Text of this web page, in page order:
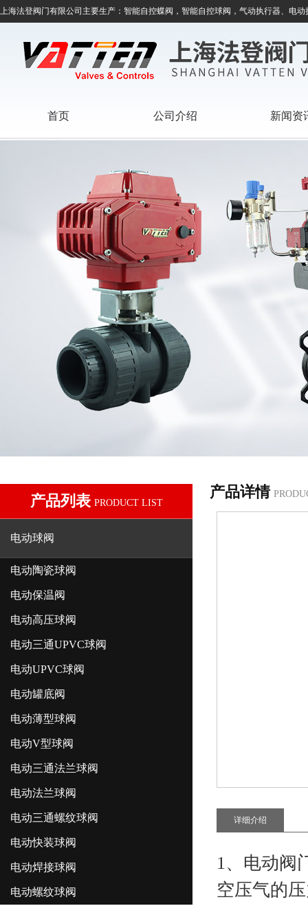
上海法登阀门有限公司主要生产：智能自控蝶阀，智能自控球阀，气动执行器、电
首页 公司介绍 新闻资
产品列表 PRODUCT LIST
电动球阀
电动陶瓷球阀
电动保温阀
电动高压球阀
电动三通UPVC球阀
电动UPVC球阀
电动罐底阀
电动薄型球阀
电动V型球阀
电动三通法兰球阀
电动法兰球阀
电动三通螺纹球阀
电动快装球阀
电动焊接球阀
电动螺纹球阀
产品详情
详细介绍
1、电动阀
空压气的